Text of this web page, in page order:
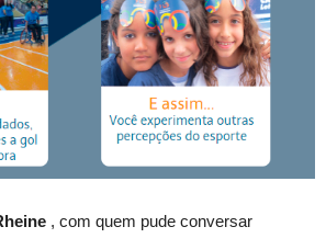
, com quem pude conversar